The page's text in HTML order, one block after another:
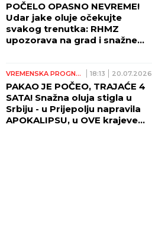
POČELO OPASNO NEVREME!
Udar jake oluje očekujte
svakog trenutka: RHMZ
upozorava na grad i snažne
VREMENSKA PROGNOZA 18:13 20.07.2026
PAKAO JE POČEO, TRAJAĆE 4
SATA! Snažna oluja stigla u
Srbiju - u Prijepolju napravila
APOKALIPSU, u OVE krajeve